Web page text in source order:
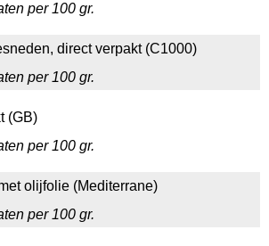
per 100 gr.
direct verpakt (C1000)
per 100 gr.
(GB)
per 100 gr.
olijfolie (Mediterrane)
per 100 gr.